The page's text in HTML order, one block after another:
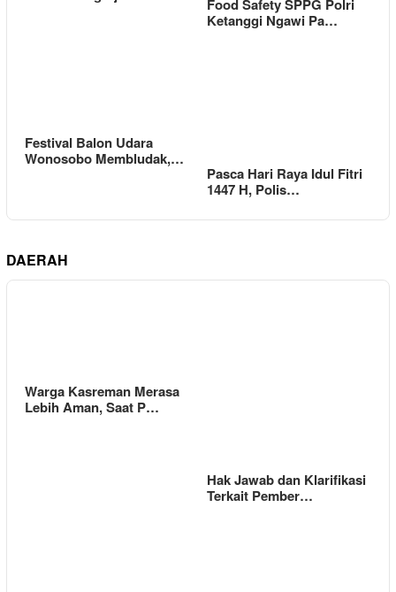
Food Safety SPPG Polri
Ketanggi Ngawi Pa…
Festival Balon Udara
Wonosobo Membludak,…
Pasca Hari Raya Idul Fitri
1447 H, Polis…
DAERAH
Warga Kasreman Merasa
Lebih Aman, Saat P…
Hak Jawab dan Klarifikasi
Terkait Pember…